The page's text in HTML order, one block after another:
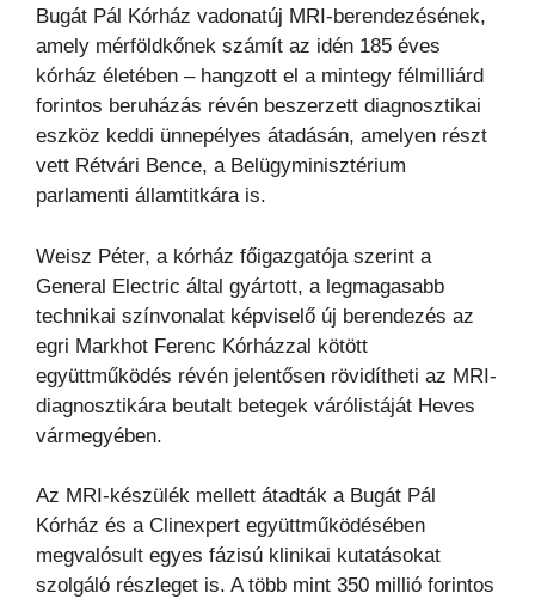
Bugát Pál Kórház vadonatúj MRI-berendezésének,
amely mérföldkőnek számít az idén 185 éves
kórház életében – hangzott el a mintegy félmilliárd
forintos beruházás révén beszerzett diagnosztikai
eszköz keddi ünnepélyes átadásán, amelyen részt
vett Rétvári Bence, a Belügyminisztérium
parlamenti államtitkára is.
Weisz Péter, a kórház főigazgatója szerint a
General Electric által gyártott, a legmagasabb
technikai színvonalat képviselő új berendezés az
egri Markhot Ferenc Kórházzal kötött
együttműködés révén jelentősen rövidítheti az MRI-
diagnosztikára beutalt betegek várólistáját Heves
vármegyében.
Az MRI-készülék mellett átadták a Bugát Pál
Kórház és a Clinexpert együttműködésében
megvalósult egyes fázisú klinikai kutatásokat
szolgáló részleget is. A több mint 350 millió forintos